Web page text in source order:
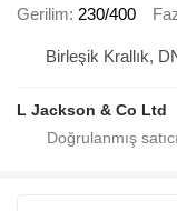
Gerilim 230/400
L Jackson & Co Ltd